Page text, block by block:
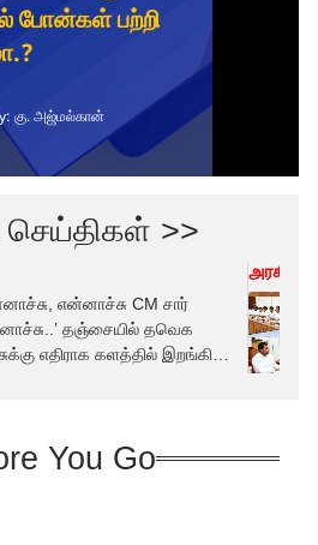
>>
என்னாச்சு CM சார்
தஞ்சையில் தவெக
எதிராக களத்தில் இறங்கிய
அரசியல்
You Go